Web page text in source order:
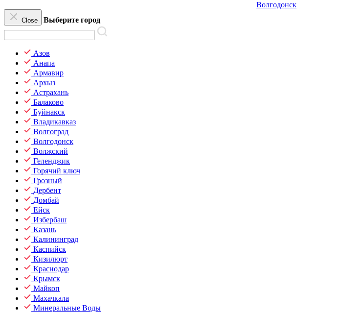
Волгодонск
Close Выберите город
Азов
Анапа
Армавир
Архыз
Астрахань
Балаково
Буйнакск
Владикавказ
Волгоград
Волгодонск
Волжский
Геленджик
Горячий ключ
Грозный
Дербент
Домбай
Ейск
Избербаш
Казань
Калининград
Каспийск
Кизилюрт
Краснодар
Крымск
Майкоп
Махачкала
Минеральные Воды